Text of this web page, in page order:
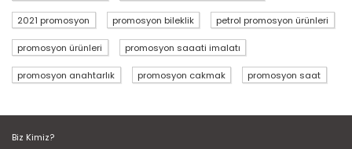
2021 promosyon promosyon bileklik petrol promosyon ürünleri
promosyon ürünleri promosyon saaati imalatı
promosyon anahtarlık promosyon cakmak promosyon saat
Biz Kimiz?